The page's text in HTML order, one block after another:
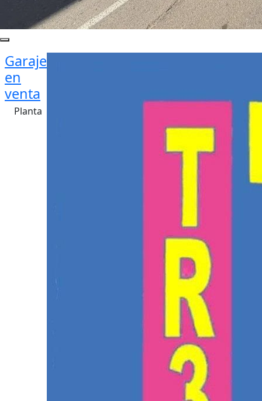
Garaje
en
venta
Planta